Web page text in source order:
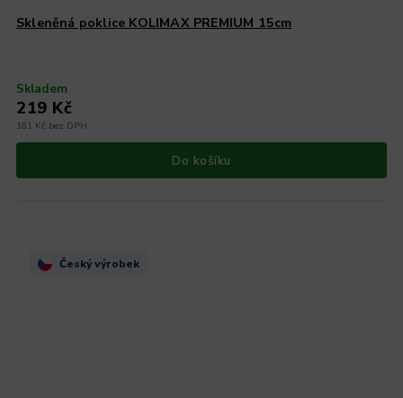
Skleněná poklice KOLIMAX PREMIUM 15cm
Skladem
181 Kč bez DPH
219 Kč
Do košíku
Český výrobek